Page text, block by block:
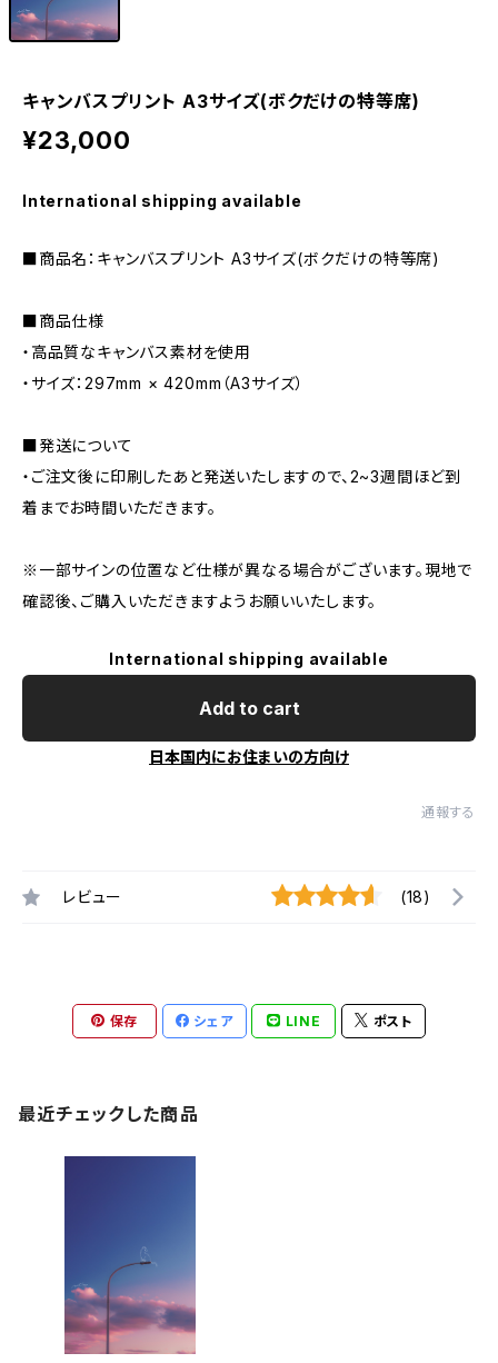
キャンバスプリント A3サイズ(ボクだけの特等席)
¥23,000
International shipping available
■商品名：キャンバスプリント A3サイズ(ボクだけの特等席)
■商品仕様
・高品質なキャンバス素材を使用
・サイズ：297mm × 420mm（A3サイズ）
■発送について
・ご注文後に印刷したあと発送いたしますので、2~3週間ほど到
着までお時間いただきます。
※一部サインの位置など仕様が異なる場合がございます。現地で
確認後、ご購入いただきますようお願いいたします。
International shipping available
Add to cart
日本国内にお住まいの方向け
通報する
レビュー (18)
保存 シェア LINE ポスト
最近チェックした商品